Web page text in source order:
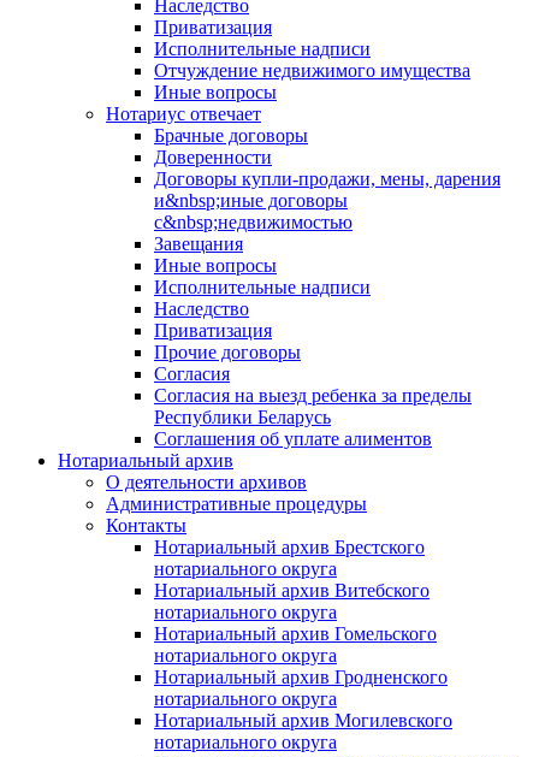
Наследство
Приватизация
Исполнительные надписи
Отчуждение недвижимого имущества
Иные вопросы
Нотариус отвечает
Брачные договоры
Доверенности
Договоры купли-продажи, мены, дарения
и&nbsp;иные договоры
с&nbsp;недвижимостью
Завещания
Иные вопросы
Исполнительные надписи
Наследство
Приватизация
Прочие договоры
Согласия
Согласия на выезд ребенка за пределы
Республики Беларусь
Соглашения об уплате алиментов
Нотариальный архив
О деятельности архивов
Административные процедуры
Контакты
Нотариальный архив Брестского
нотариального округа
Нотариальный архив Витебского
нотариального округа
Нотариальный архив Гомельского
нотариального округа
Нотариальный архив Гродненского
нотариального округа
Нотариальный архив Могилевского
нотариального округа